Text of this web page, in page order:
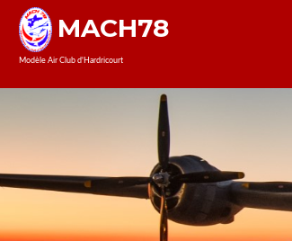
MACH78
Modèle Air Club d'Hardricourt